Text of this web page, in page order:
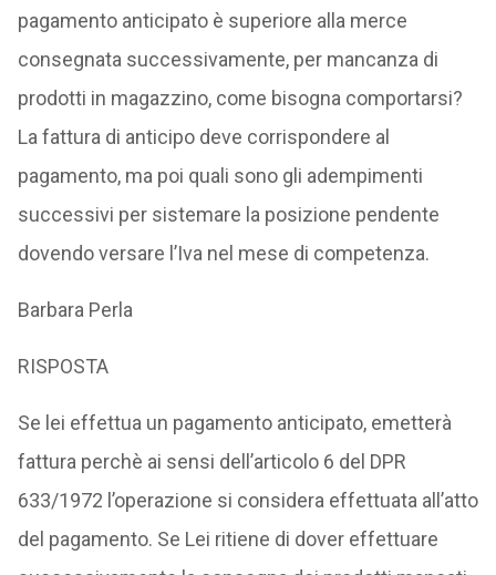
pagamento anticipato è superiore alla merce
consegnata successivamente, per mancanza di
prodotti in magazzino, come bisogna comportarsi?
La fattura di anticipo deve corrispondere al
pagamento, ma poi quali sono gli adempimenti
successivi per sistemare la posizione pendente
dovendo versare l’Iva nel mese di competenza.
Barbara Perla
RISPOSTA
Se lei effettua un pagamento anticipato, emetterà
fattura perchè ai sensi dell’articolo 6 del DPR
633/1972 l’operazione si considera effettuata all’atto
del pagamento. Se Lei ritiene di dover effettuare